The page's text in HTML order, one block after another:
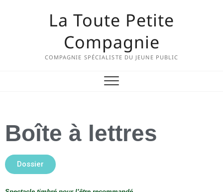
La Toute Petite
Compagnie
COMPAGNIE SPÉCIALISTE DU JEUNE PUBLIC
Boîte à lettres
Dossier